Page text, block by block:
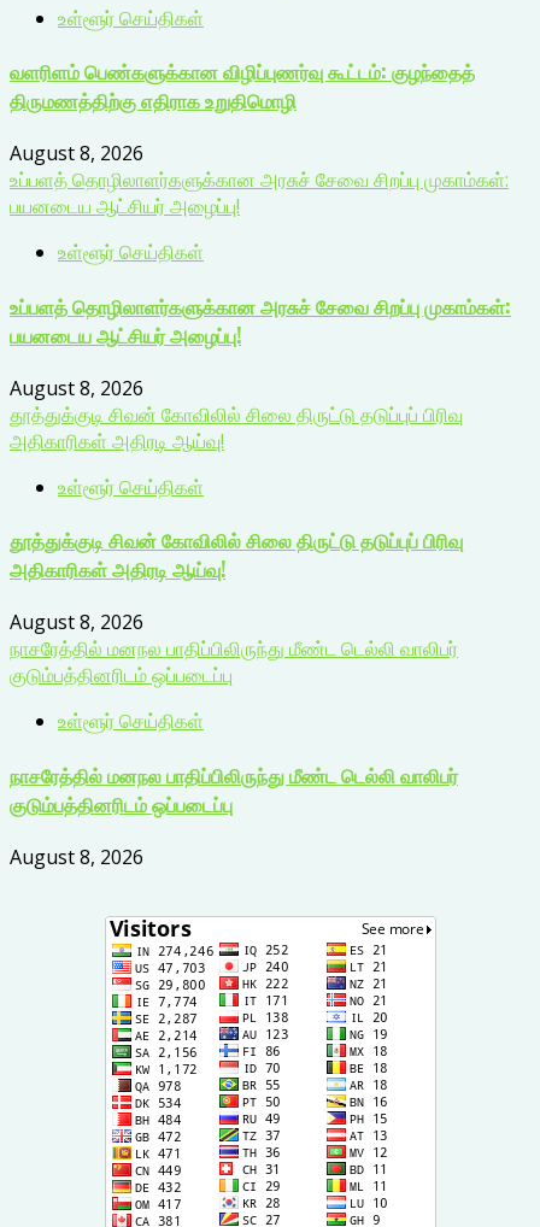
உள்ளூர் செய்திகள்
வளரிளம் பெண்களுக்கான விழிப்புணர்வு கூட்டம்: குழந்தைத்
திருமணத்திற்கு எதிராக உறுதிமொழி
August 8, 2026
உப்பளத் தொழிலாளர்களுக்கான அரசுச் சேவை சிறப்பு முகாம்கள்:
பயனடைய ஆட்சியர் அழைப்பு!
உள்ளூர் செய்திகள்
உப்பளத் தொழிலாளர்களுக்கான அரசுச் சேவை சிறப்பு முகாம்கள்:
பயனடைய ஆட்சியர் அழைப்பு!
August 8, 2026
தூத்துக்குடி சிவன் கோவிலில் சிலை திருட்டு தடுப்புப் பிரிவு
அதிகாரிகள் அதிரடி ஆய்வு!
உள்ளூர் செய்திகள்
தூத்துக்குடி சிவன் கோவிலில் சிலை திருட்டு தடுப்புப் பிரிவு
அதிகாரிகள் அதிரடி ஆய்வு!
August 8, 2026
நாசரேத்தில் மனநல பாதிப்பிலிருந்து மீண்ட டெல்லி வாலிபர்
குடும்பத்தினரிடம் ஒப்படைப்பு
உள்ளூர் செய்திகள்
நாசரேத்தில் மனநல பாதிப்பிலிருந்து மீண்ட டெல்லி வாலிபர்
குடும்பத்தினரிடம் ஒப்படைப்பு
August 8, 2026